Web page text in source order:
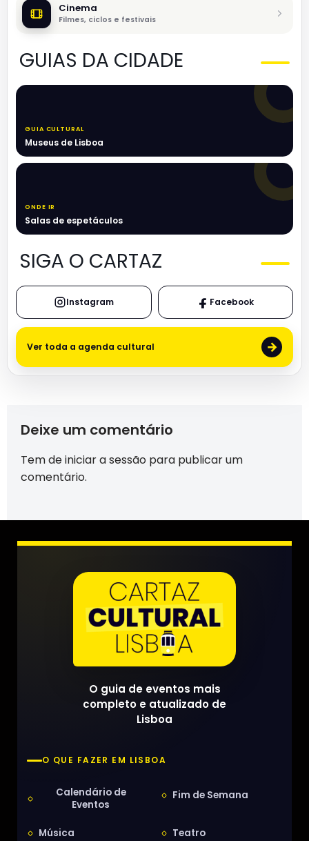
Cinema
Filmes, ciclos e festivais
GUIAS DA CIDADE
GUIA CULTURAL
Museus de Lisboa
ONDE IR
Salas de espetáculos
SIGA O CARTAZ
Instagram Facebook
Ver toda a agenda cultural →
Deixe um comentário
Tem deiniciar a sessão para publicar um
comentário.
O guia de eventos mais
completo e atualizado de
Lisboa
O QUE FAZER EM LISBOA
Calendário de
Eventos
Fim de Semana
Música Teatro